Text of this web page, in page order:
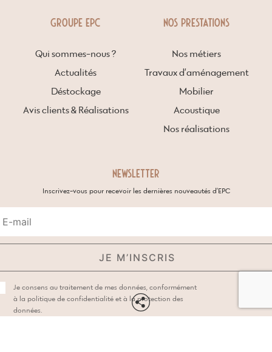
GROUPE EPC
Qui sommes-nous ?
Actualités
Déstockage
Avis clients & Réalisations
NOS PRESTATIONS
Nos métiers
Travaux d’aménagement
Mobilier
Acoustique
Nos réalisations
NEWSLETTER
Inscrivez-vous pour recevoir les dernières nouveautés d’EPC
Je consens au traitement de mes données, conformément
à la politique de confidentialité et à la protection des
données.